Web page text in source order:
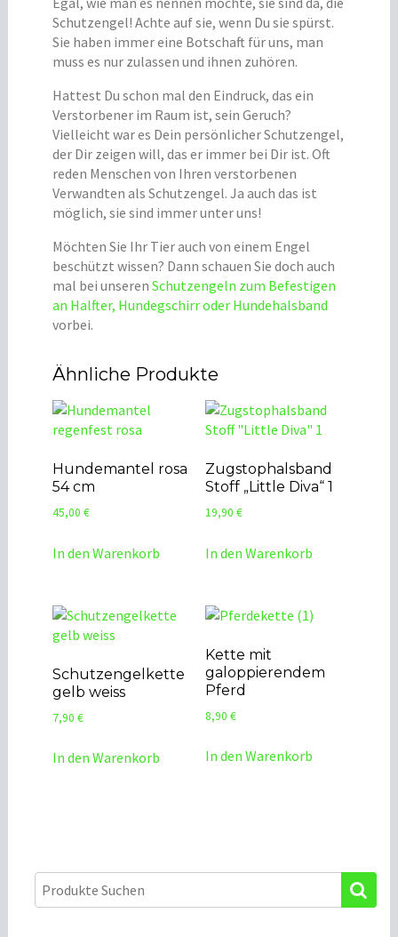
Schutzengel! Achte auf sie, wenn Du sie spürst.
Sie haben immer eine Botschaft für uns, man
muss es nur zulassen und ihnen zuhören.
Hattest Du schon mal den Eindruck, das ein
Verstorbener im Raum ist, sein Geruch?
Vielleicht war es Dein persönlicher Schutzengel,
der Dir zeigen will, das er immer bei Dir ist. Oft
reden Menschen von Ihren verstorbenen
Verwandten als Schutzengel. Ja auch das ist
möglich, sie sind immer unter uns!
Möchten Sie Ihr Tier auch von einem Engel
beschützt wissen? Dann schauen Sie doch auch
mal bei unserenSchutzengeln zum Befestigen
an Halfter, Hundegschirr oder Hundehalsband
vorbei.
Ähnliche Produkte
Hundemantel rosa
54 cm
45,00€
In den Warenkorb
Zugstophalsband
Stoff „Little Diva“ 1
19,90 €
In den Warenkorb
Schutzengelkette
gelb weiss
7,90€
In den Warenkorb
Kette mit
galoppierendem
Pferd
8,90 €
In den Warenkorb